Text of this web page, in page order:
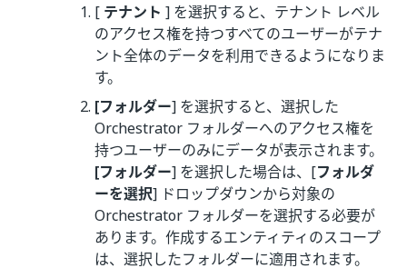
[ テナント ] を選択すると、テナント レベル
のアクセス権を持つすべてのユーザーがテナ
ント全体のデータを利用できるようになりま
す。
[フォルダー] を選択すると、選択した
Orchestrator フォルダーへのアクセス権を
持つユーザーのみにデータが表示されます。
[フォルダー] を選択した場合は、[フォルダ
ーを選択] ドロップダウンから対象の
Orchestrator フォルダーを選択する必要が
あります。作成するエンティティのスコープ
は、選択したフォルダーに適用されます。